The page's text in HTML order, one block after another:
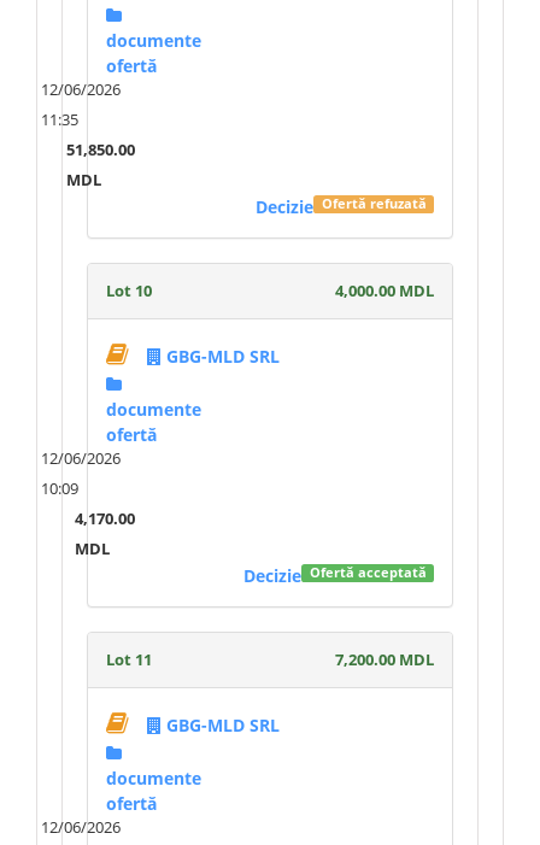
documente
ofertă
12/06/2026
11:35
51,850.00
MDL
Ofertă refuzată
Decizie
Lot 10 4,000.00 MDL
GBG-MLD SRL
documente
ofertă
12/06/2026
10:09
4,170.00
MDL
Ofertă acceptată
Decizie
Lot 11 7,200.00 MDL
GBG-MLD SRL
documente
ofertă
12/06/2026